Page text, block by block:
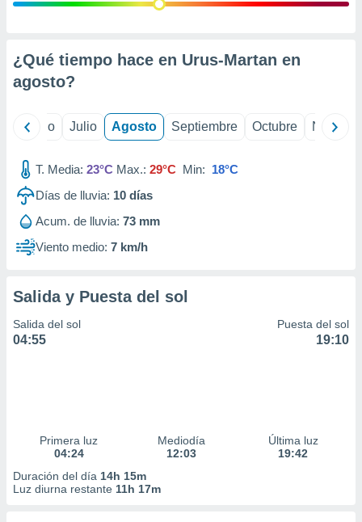
e
mediante
publicidad
de
1199
¿Qué tiempo hace en Urus-Martan en
agosto?
Junio Julio Agosto Septiembre Octubre
T. Media: 23°C Max.: 29°C Min: 18°C
Días de lluvia: 10 días
Acum. de lluvia: 73 mm
Viento medio: 7 km/h
Salida y Puesta del sol
Salida del sol
04:55
Puesta del sol
19:10
Primera luz
04:24
Mediodía
12:03
Última luz
19:42
Duración del día 14h 15m
Luz diurna restante 11h 17m